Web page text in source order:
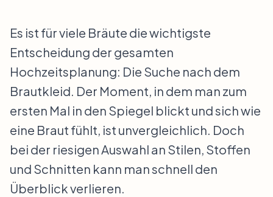
Es ist für viele Bräute die wichtigste
Entscheidung der gesamten
Hochzeitsplanung: Die Suche nach dem
Brautkleid. Der Moment, in dem man zum
ersten Mal in den Spiegel blickt und sich wie
eine Braut fühlt, ist unvergleichlich. Doch
bei der riesigen Auswahl an Stilen, Stoffen
und Schnitten kann man schnell den
Überblick verlieren.